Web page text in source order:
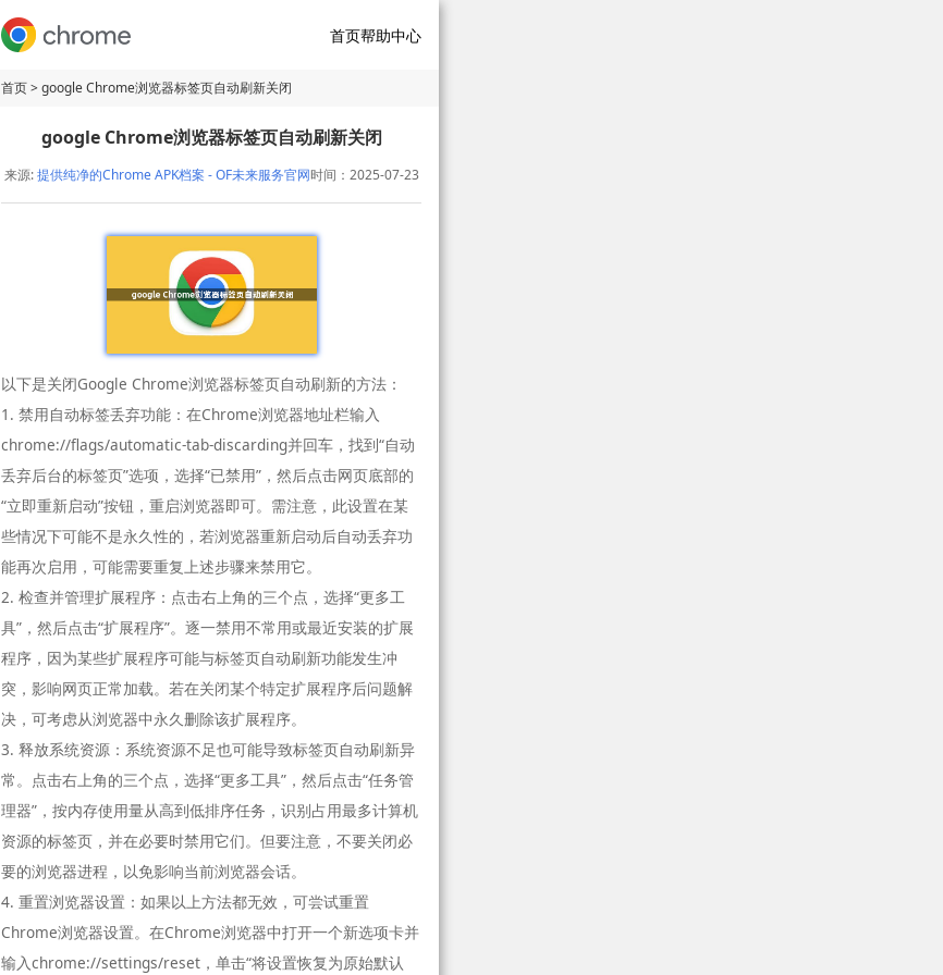
首页帮助中心
首页> google Chrome浏览器标签页自动刷新关闭
google Chrome浏览器标签页自动刷新关闭
来源:提供纯净的Chrome APK档案 - OF未来服务官网时间：2025-07-23
以下是关闭Google Chrome浏览器标签页自动刷新的方法：
1. 禁用自动标签丢弃功能：在Chrome浏览器地址栏输入
chrome://flags/automatic-tab-discarding并回车，找到“自动
丢弃后台的标签页”选项，选择“已禁用”，然后点击网页底部的
“立即重新启动”按钮，重启浏览器即可。需注意，此设置在某
些情况下可能不是永久性的，若浏览器重新启动后自动丢弃功
能再次启用，可能需要重复上述步骤来禁用它。
2. 检查并管理扩展程序：点击右上角的三个点，选择“更多工
具”，然后点击“扩展程序”。逐一禁用不常用或最近安装的扩展
程序，因为某些扩展程序可能与标签页自动刷新功能发生冲
突，影响网页正常加载。若在关闭某个特定扩展程序后问题解
决，可考虑从浏览器中永久删除该扩展程序。
3. 释放系统资源：系统资源不足也可能导致标签页自动刷新异
常。点击右上角的三个点，选择“更多工具”，然后点击“任务管
理器”，按内存使用量从高到低排序任务，识别占用最多计算机
资源的标签页，并在必要时禁用它们。但要注意，不要关闭必
要的浏览器进程，以免影响当前浏览器会话。
4. 重置浏览器设置：如果以上方法都无效，可尝试重置
Chrome浏览器设置。在Chrome浏览器中打开一个新选项卡并
输入chrome://settings/reset，单击“将设置恢复为原始默认